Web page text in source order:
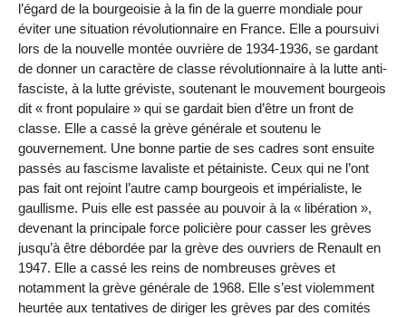
l’égard de la bourgeoisie à la fin de la guerre mondiale pour
éviter une situation révolutionnaire en France. Elle a poursuivi
lors de la nouvelle montée ouvrière de 1934-1936, se gardant
de donner un caractère de classe révolutionnaire à la lutte anti-
fasciste, à la lutte gréviste, soutenant le mouvement bourgeois
dit « front populaire » qui se gardait bien d’être un front de
classe. Elle a cassé la grève générale et soutenu le
gouvernement. Une bonne partie de ses cadres sont ensuite
passés au fascisme lavaliste et pétainiste. Ceux qui ne l’ont
pas fait ont rejoint l’autre camp bourgeois et impérialiste, le
gaullisme. Puis elle est passée au pouvoir à la « libération »,
devenant la principale force policière pour casser les grèves
jusqu’à être débordée par la grève des ouvriers de Renault en
1947. Elle a cassé les reins de nombreuses grèves et
notamment la grève générale de 1968. Elle s’est violemment
heurtée aux tentatives de diriger les grèves par des comités